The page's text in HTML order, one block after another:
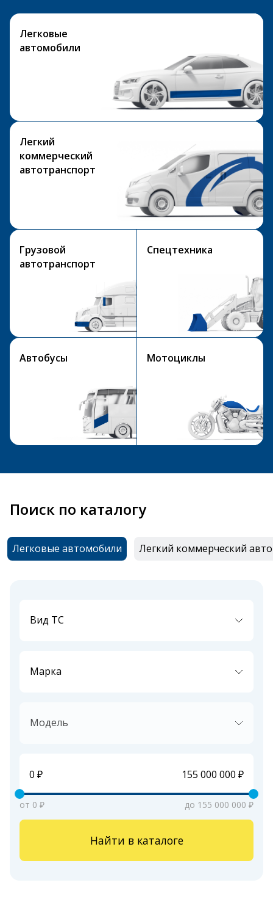
Легковые
автомобили
Легкий
коммерческий
автотранспорт
Грузовой
автотранспорт
Спецтехника
Автобусы Мотоциклы
Поиск по каталогу
Легковые автомобили Легкий коммерческий
Вид ТС
Марка
Модель
от 0 ₽ до 155 000 000 ₽
Найти в каталоге